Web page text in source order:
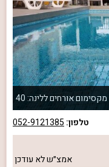
מקסימום אורחים ללינה: 40
טלפון: 052-9121385
אמצ״שלא עודכן